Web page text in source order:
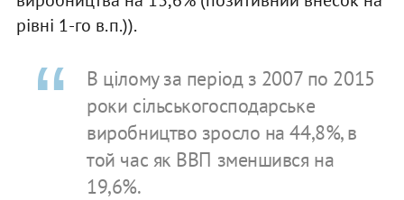
рівні 1-го в.п.)).
В цілому за період з 2007 по 2015
роки сільськогосподарське
виробництво зросло на 44,8%, в
той час як ВВП зменшився на
19,6%.